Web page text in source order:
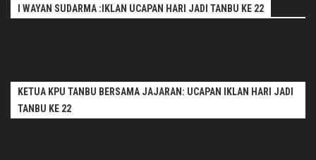
I WAYAN SUDARMA :IKLAN UCAPAN HARI JADI TANBU KE 22
KETUA KPU TANBU BERSAMA JAJARAN: UCAPAN IKLAN HARI JADI
TANBU KE 22